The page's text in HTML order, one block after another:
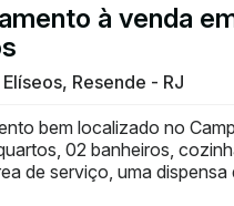
à venda
Resende - RJ
bem localizado no
02 banheiros,
de serviço, uma dispensa